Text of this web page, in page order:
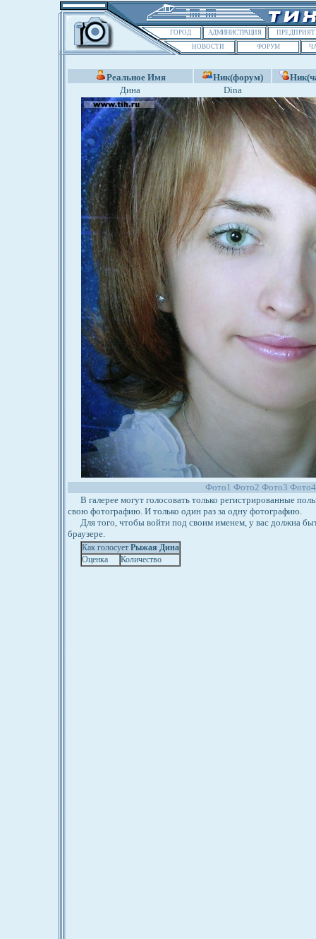
ГОРОД АДМИНИСТРАЦИЯ
НОВОСТИ
ФОРУМ
Реальное Имя Ник(форум)
Дина
Dina
Фото1 Фото2 Фото3
В галерее могут голосовать только регистрированные
свою фотографию. И только один раз за одну фотографию.
Для того, чтобы войти под своим именем, у вас должна
браузере.
Как голосует Рыжая Дина
Оценка
Количество